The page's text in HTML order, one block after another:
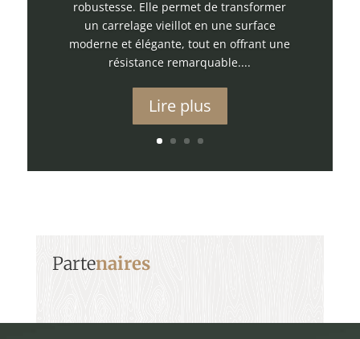
robustesse. Elle permet de transformer
un carrelage vieillot en une surface
moderne et élégante, tout en offrant une
résistance remarquable....
Lire plus
Partenaires